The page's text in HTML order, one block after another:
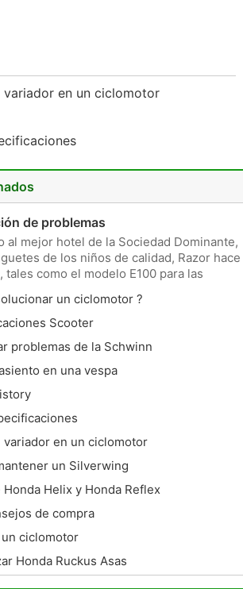
variador en un ciclomotor
de problemas
al mejor hotel de la Sociedad Dominante,
de los niños de calidad, Razor hace
como el modelo E100 para las
E100 puede viajar hasta 10 millas p
un ciclomotor ?
Scooter
problemas de la Schwinn
en una vespa
variador en un ciclomotor
un Silverwing
Honda Helix y Honda Reflex
de compra
ciclomotor
Honda Ruckus Asas